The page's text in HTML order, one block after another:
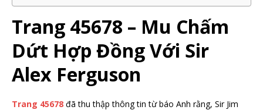
Trang 45678 – Mu Chấm
Dứt Hợp Đồng Với Sir
Alex Ferguson
Trang 45678 đã thu thập thông tin từ báo Anh rằng, Sir Jim